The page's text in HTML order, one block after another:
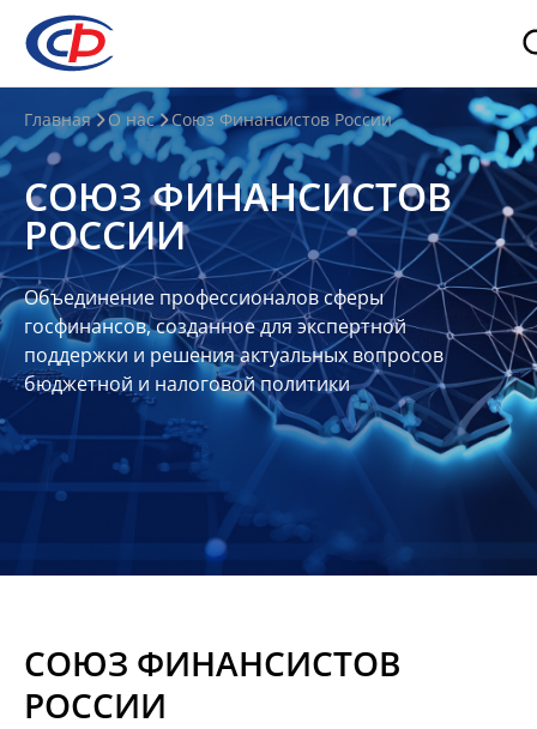
О
нас
О
СФР
Совет
Союза
Участники
Планы
отчеты
Контакты
Материалы
Главная О нас Союз Финансистов России
СОЮЗ ФИНАНСИСТОВ
РОССИИ
Объединение профессионалов сферы
госфинансов, созданное для экспертной
поддержки и решения актуальных вопросов
бюджетной и налоговой политики
СОЮЗ ФИНАНСИСТОВ
РОССИИ